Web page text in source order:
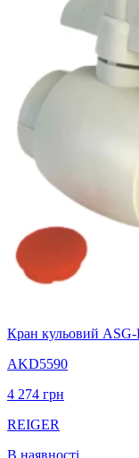
Кран кульовий ASG-
AKD5590
4 274 грн
REIGER
В наявності